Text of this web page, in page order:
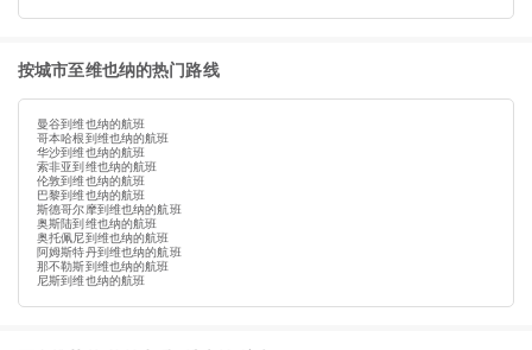
按城市至维也纳的热门路线
曼谷到维也纳的航班
哥本哈根到维也纳的航班
华沙到维也纳的航班
索非亚到维也纳的航班
伦敦到维也纳的航班
巴黎到维也纳的航班
斯德哥尔摩到维也纳的航班
奥斯陆到维也纳的航班
奥托佩尼到维也纳的航班
阿姆斯特丹到维也纳的航班
那不勒斯到维也纳的航班
尼斯到维也纳的航班